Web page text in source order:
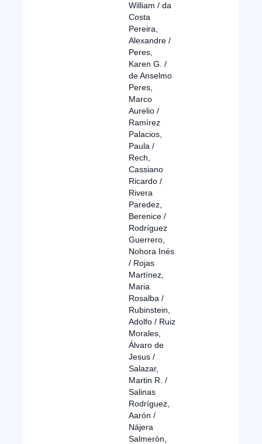
William / da
Costa
Pereira,
Alexandre /
Peres,
Karen G. /
de Anselmo
Peres,
Marco
Aurelio /
Ramírez
Palacios,
Paula /
Rech,
Cassiano
Ricardo /
Rivera
Paredez,
Berenice /
Rodríguez
Guerrero,
Nohora Inés
/ Rojas
Martínez,
Maria
Rosalba /
Rubinstein,
Adolfo / Ruiz
Morales,
Álvaro de
Jesus /
Salazar,
Martin R. /
Salinas
Rodríguez,
Aarón /
Nájera
Salmerón,